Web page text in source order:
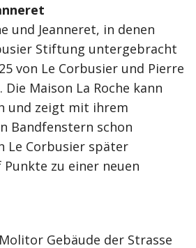
und Jeanneret, in denen
Stiftung untergebracht
von Le Corbusier und Pierre
Die Maison La Roche kann
und zeigt mit ihrem
Bandfenstern schon
Le Corbusier später
zu einer neuen
Gebäude der Strasse